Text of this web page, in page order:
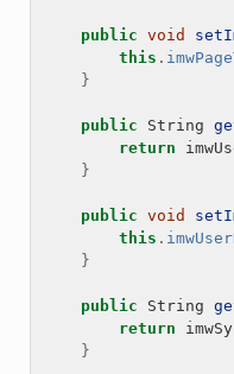
public void
this .
}
public String
return
}
public void
this .
}
public String
return
}